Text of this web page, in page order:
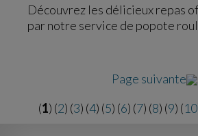
Découvrez les délicieux repas
par notre service de popote
Page suivante
(1) (2) (3) (4) (5) (6) (7) (8) (9) (10